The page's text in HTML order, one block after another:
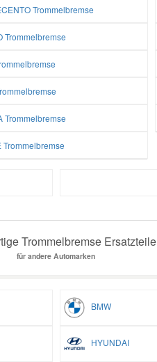
Trommelbremse
Trommelbremse
Trommelbremse
Trommelbremse
Trommelbremse Ersatzteile
für andere Automarken
BMW
HYUNDAI